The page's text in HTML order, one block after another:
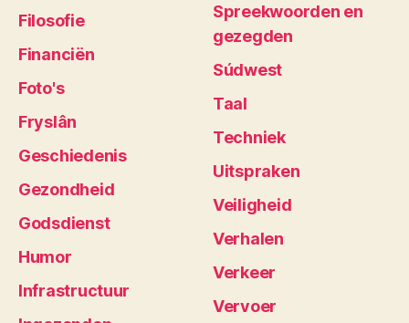
Filosofie
Financiën
Foto's
Fryslân
Geschiedenis
Gezondheid
Godsdienst
Humor
Infrastructuur
Spreekwoorden en
gezegden
Súdwest
Taal
Techniek
Uitspraken
Veiligheid
Verhalen
Verkeer
Vervoer